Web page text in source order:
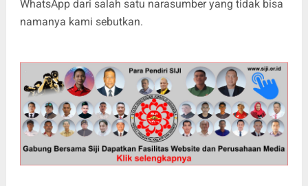
WhatsApp dari salah satu narasumber yang tidak bisa
namanya kami sebutkan.